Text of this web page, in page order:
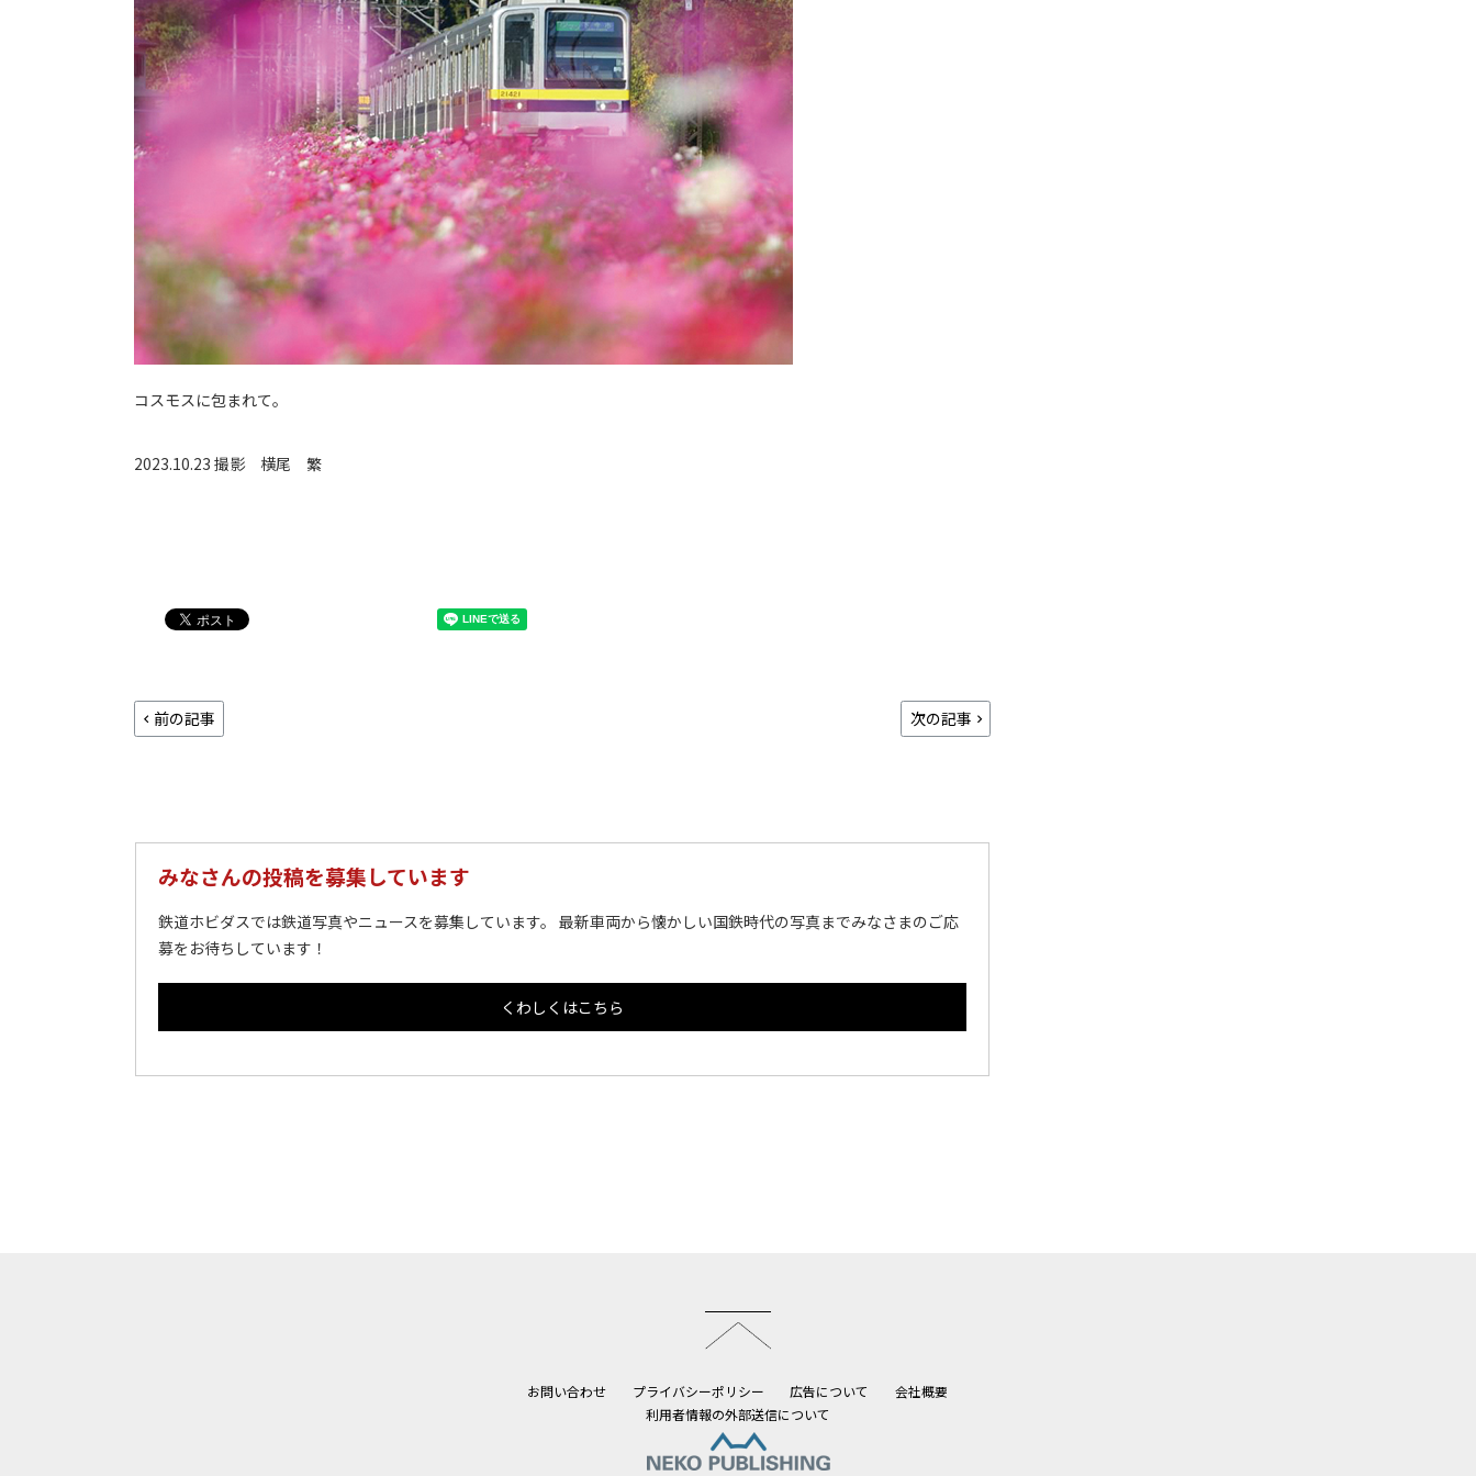
コスモスに包まれて。
2023.10.23 撮影 横尾 繁
前の記事 次の記事
みなさんの投稿を募集しています
鉄道ホビダスでは鉄道写真やニュースを募集しています。 最新車両から懐かしい国鉄時代の写真までみなさまのご応
募をお待ちしています！
くわしくはこちら
お問い合わせ プライバシーポリシー 広告について
会社概要
利用者情報の外部送信について